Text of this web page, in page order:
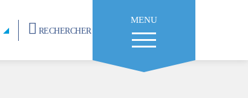
RECHERCHER
MENU